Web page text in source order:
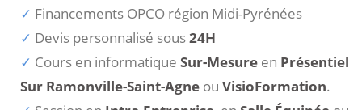
Financements OPCO région Midi-Pyrénées
Devis personnalisé sous24H
Cours en informatique Sur-Mesure en Présentiel
Sur Ramonville-Saint-Agne ou VisioFormation.